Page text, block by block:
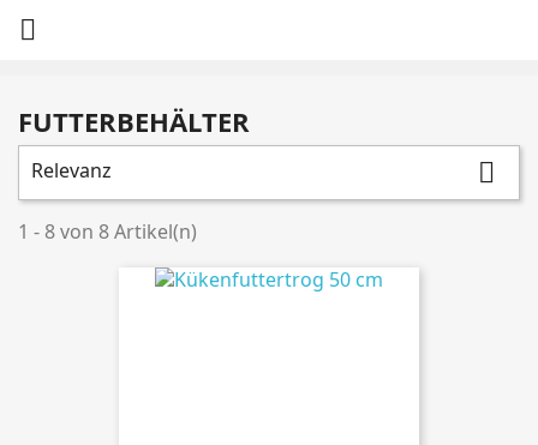

FUTTERBEHÄLTER
Relevanz 
1 - 8 von 8 Artikel(n)